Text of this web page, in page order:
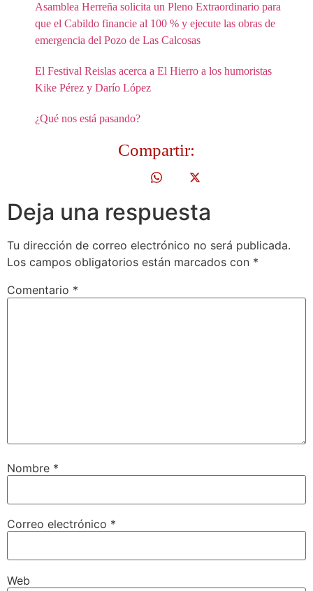
Asamblea Herreña solicita un Pleno Extraordinario para
que el Cabildo financie al 100 % y ejecute las obras de
emergencia del Pozo de Las Calcosas
El Festival Reislas acerca a El Hierro a los humoristas
Kike Pérez y Darío López
¿Qué nos está pasando?
Compartir:
Deja una respuesta
Tu dirección de correo electrónico no será publicada.
Los campos obligatorios están marcados con *
Comentario *
Nombre *
Correo electrónico *
Web